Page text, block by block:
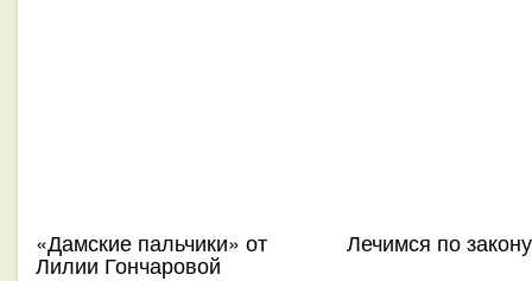
«Дамские пальчики» от
Лилии Гончаровой
Лечимся по закону